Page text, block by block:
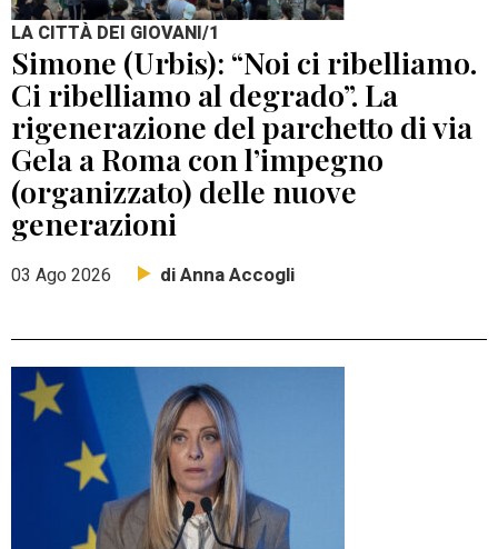
LA CITTÀ DEI GIOVANI/1
Simone (Urbis): “Noi ci ribelliamo.
Ci ribelliamo al degrado”. La
rigenerazione del parchetto di via
Gela a Roma con l’impegno
(organizzato) delle nuove
generazioni
03 Ago 2026 di Anna Accogli